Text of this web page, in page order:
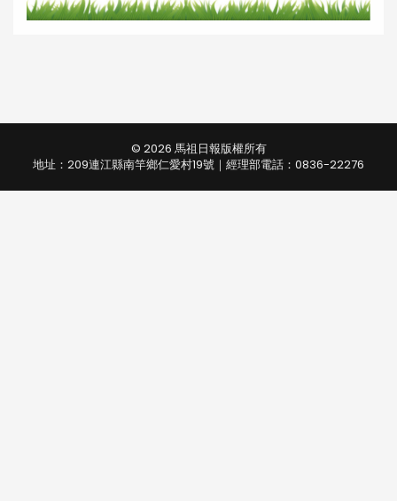
© 2026 馬祖日報版權所有
地址：209連江縣南竿鄉仁愛村19號｜經理部電話：0836-22276